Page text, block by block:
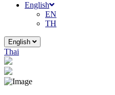
English
EN
TH
English
Thai